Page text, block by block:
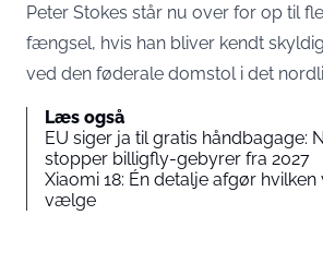
Peter Stokes står nu over for op til
fængsel, hvis han bliver kendt
ved den føderale domstol i det
Læs også
EU siger ja til gratis håndbagage:
stopper billigfly-gebyrer fra 2027
Xiaomi 18: Én detalje afgør
vælge